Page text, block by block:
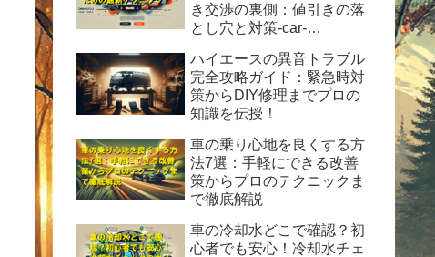
き交渉の裏側：値引きの落
とし穴と対策-car-
ハイエースの異音トラブル
完全攻略ガイド：緊急時対
策からDIY修理までプロの
知識を伝授！
車の乗り心地を良くする方
法7選：手軽にできる改善
策からプロのテクニックま
で徹底解説
車の冷却水どこで確認？初
心者でも安心！冷却水チェ